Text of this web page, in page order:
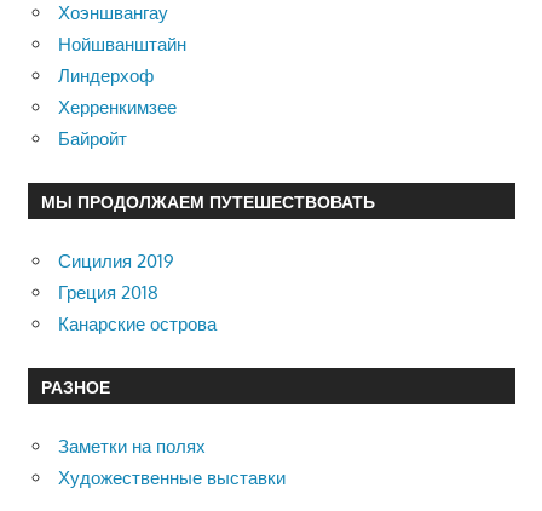
Хоэншвангау
Нойшванштайн
Линдерхоф
Херренкимзее
Байройт
МЫ ПРОДОЛЖАЕМ ПУТЕШЕСТВОВАТЬ
Сицилия 2019
Греция 2018
Канарские острова
РАЗНОЕ
Заметки на полях
Художественные выставки